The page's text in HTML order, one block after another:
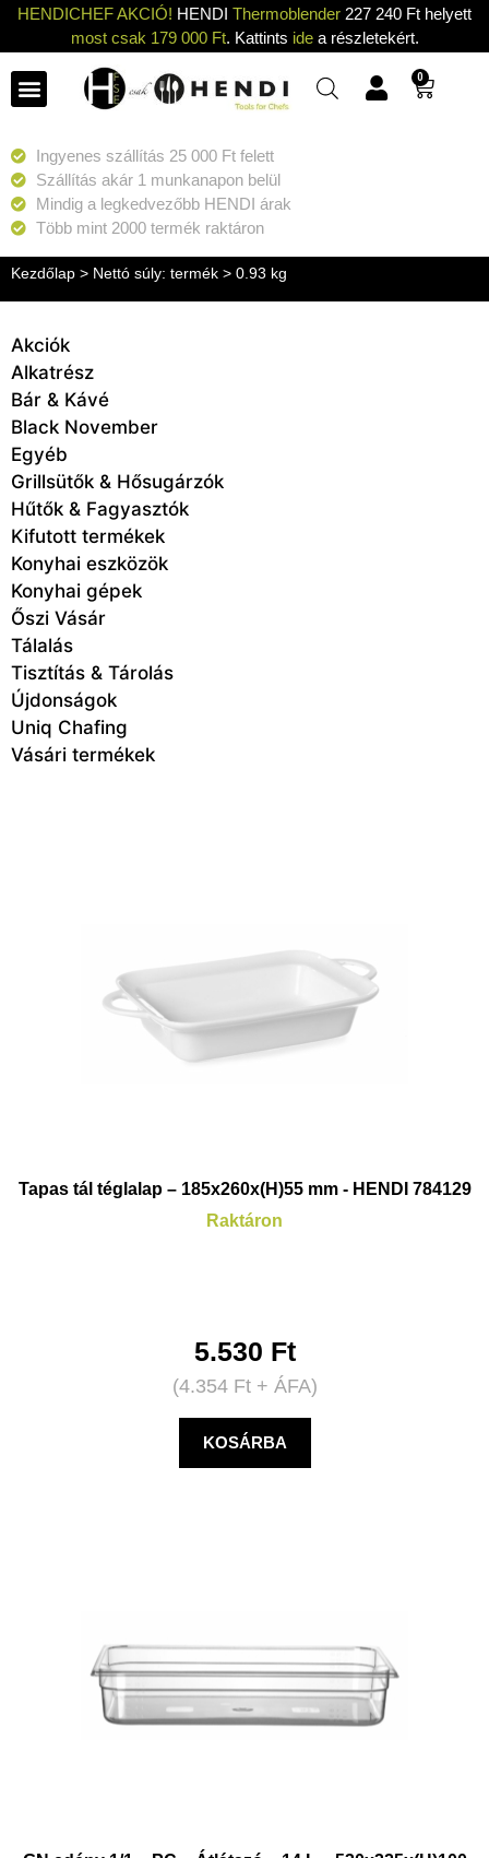
HENDICHEF AKCIÓ! HENDI Thermoblender 227 240 Ft helyett
most csak 179 000 Ft. Kattints idea részletekért.
0
Ingyenes szállítás 25 000 Ft felett
Szállítás akár 1 munkanapon belül
Mindig a legkedvezőbb HENDI árak
Több mint 2000 termék raktáron
Kezdőlap > Nettó súly: termék > 0.93 kg
Akciók
Alkatrész
Bár & Kávé
Black November
Egyéb
Grillsütők & Hősugárzók
Hűtők & Fagyasztók
Kifutott termékek
Konyhai eszközök
Konyhai gépek
Őszi Vásár
Tálalás
Tisztítás & Tárolás
Újdonságok
Uniq Chafing
Vásári termékek
Tapas tál téglalap – 185x260x(H)55 mm - HENDI 784129
Raktáron
5.530 Ft
(4.354 Ft+ ÁFA)
KOSÁRBA